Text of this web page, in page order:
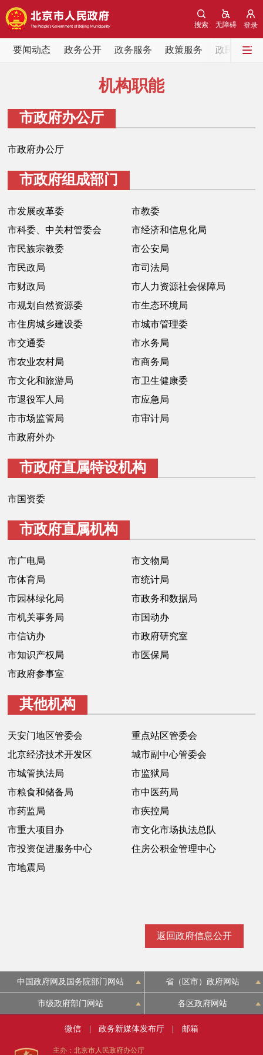
登录
无障碍
搜索
要闻动态 政务公开 政务服务 政策服务 政民互动
要闻动态
国务院信息
北京要闻
各区热点
政务公开
市领导 机构职能
政策兑现 政策解读
政务服务
个人服务 法人服务
政民互动
12345网上接诉即办 我要咨询
参与调查
走进北京
北京概况 十六区概览
绿色北京 图说北京
ENGLISH 한국어
ITALIANO
机构职能
市政府办公厅
市政府办公厅
市政府组成部门
市发展改革委
市教委
市科委、中关村管委会
市经济和信息化局
市民族宗教委
市公安局
市民政局
市司法局
市财政局
市人力资源社会保障局
市规划自然资源委
市生态环境局
市住房城乡建设委
市城市管理委
市交通委
市水务局
市农业农村局
市商务局
市文化和旅游局
市卫生健康委
市退役军人局
市应急局
市市场监管局
市审计局
市政府外办
市政府直属特设机构
市国资委
市政府直属机构
市广电局
市文物局
市体育局
市统计局
市园林绿化局
市政务和数据局
市机关事务局
市国动办
市信访办
市政府研究室
市知识产权局
市医保局
市政府参事室
其他机构
天安门地区管委会
重点站区管委会
北京经济技术开发区
城市副中心管委会
市城管执法局
市监狱局
市粮食和储备局
市中医药局
市药监局
市疾控局
市重大项目办
市文化市场执法总队
市投资促进服务中心
住房公积金管理中心
市地震局
返回政府信息公开
中国政府网及国务院部门网站 省（区市）政府网站
市级政府部门网站 各区政府网站
微信 政务新媒体发布厅 邮箱
主办：北京市人民政府办公厅